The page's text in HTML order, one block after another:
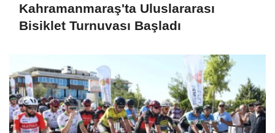
Kahramanmaraş'ta Uluslararası
Bisiklet Turnuvası Başladı